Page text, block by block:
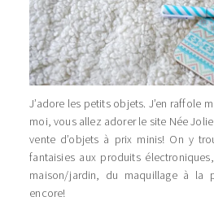
J’adore les petits objets. J’en raffole
moi, vous allez adorer le site Née
vente d’objets à prix minis! On y
fantaisies aux produits
maison/jardin, du maquillage à la
encore!